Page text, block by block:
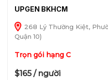
UPGEN BKHCM
268 Lý Thường Kiệt,
Quận 10)
Trọn gói hạng C
$165 / người